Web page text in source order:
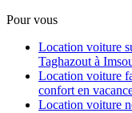
Pour vous
Location voiture
Taghazout à
Location voiture
confort en
Location voiture